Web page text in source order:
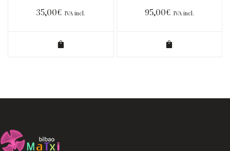
METALIZADO
35,00€ IVA incl. 95,00€ IVA incl.